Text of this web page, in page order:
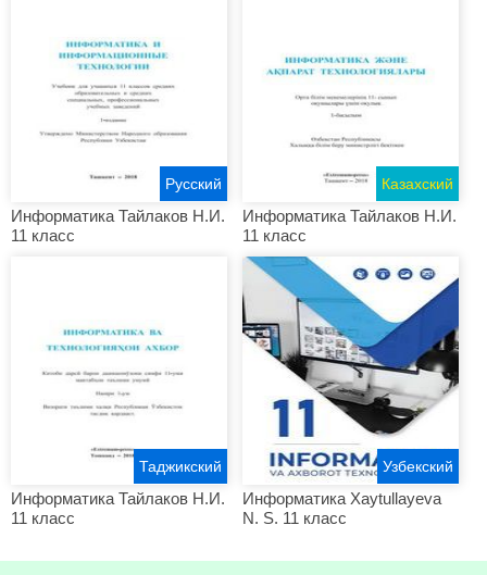
Информатика Тайлаков Н.И.
11 класс
Русский
Информатика Тайлаков Н.И.
11 класс
Казахский
Информатика Тайлаков Н.И.
11 класс
Таджикский
Информатика Xaytullayeva
N. S. 11 класс
Узбекский